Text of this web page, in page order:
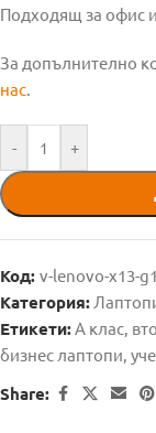
Подходящ за офис
За допълнително
нас.
- +
Код: v-lenovo-x13-
Категория:
Етикети:А клас,
бизнес лаптопи,
Share: